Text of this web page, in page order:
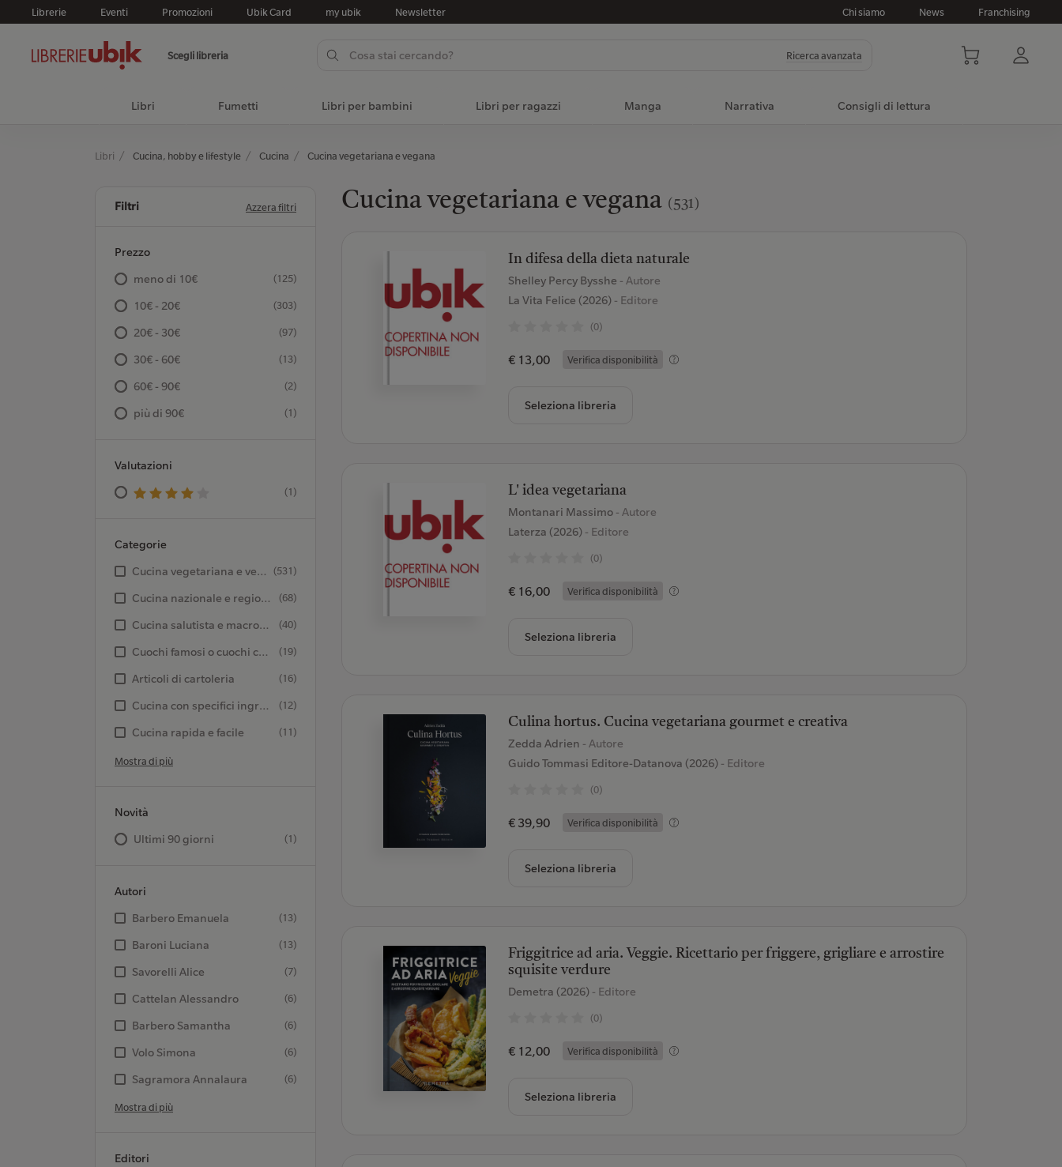
Librerie Eventi Promozioni Ubik Card my ubik Newsletter Chi siamo News Franchising
Scegli libreria Ricerca avanzata
Libri Fumetti Libri per bambini Libri per ragazzi Manga Narrativa Consigli di lettura
Libri Cucina, hobby e lifestyle Cucina Cucina vegetariana e vegana
Filtri Azzera filtri
Prezzo
meno di 10€
(125)
10€ - 20€ (303)
20€ - 30€ (97)
30€ - 60€ (13)
60€ - 90€ (2)
più di 90€ (1)
Valutazioni
(1)
Categorie
Cucina vegetariana e vegana
(531)
Cucina nazionale e regionale (68)
Cucina salutista e macrobiotica (40)
Cuochi famosi o cuochi celebri? (19)
Articoli di cartoleria (16)
Cucina con specifici ingredienti (12)
Cucina rapida e facile (11)
Mostra di più
Novità
Ultimi 90 giorni
(1)
Autori
Barbero Emanuela
(13)
Baroni Luciana (13)
Savorelli Alice (7)
Cattelan Alessandro (6)
Barbero Samantha (6)
Volo Simona (6)
Sagramora Annalaura (6)
Mostra di più
Editori
Cucina vegetariana e vegana (531)
In difesa della dieta naturale
Shelley Percy Bysshe - Autore
La Vita Felice (2026)- Editore
(0)
€ 13,00 Verifica disponibilità
Seleziona libreria
L' idea vegetariana
Montanari Massimo - Autore
Laterza (2026)- Editore
(0)
€ 16,00 Verifica disponibilità
Seleziona libreria
Culina hortus. Cucina vegetariana gourmet e creativa
Zedda Adrien - Autore
Guido Tommasi Editore-Datanova (2026)- Editore
(0)
€ 39,90 Verifica disponibilità
Seleziona libreria
Friggitrice ad aria. Veggie. Ricettario per friggere, grigliare e arrostire
squisite verdure
Demetra (2026)- Editore
(0)
€ 12,00 Verifica disponibilità
Seleziona libreria